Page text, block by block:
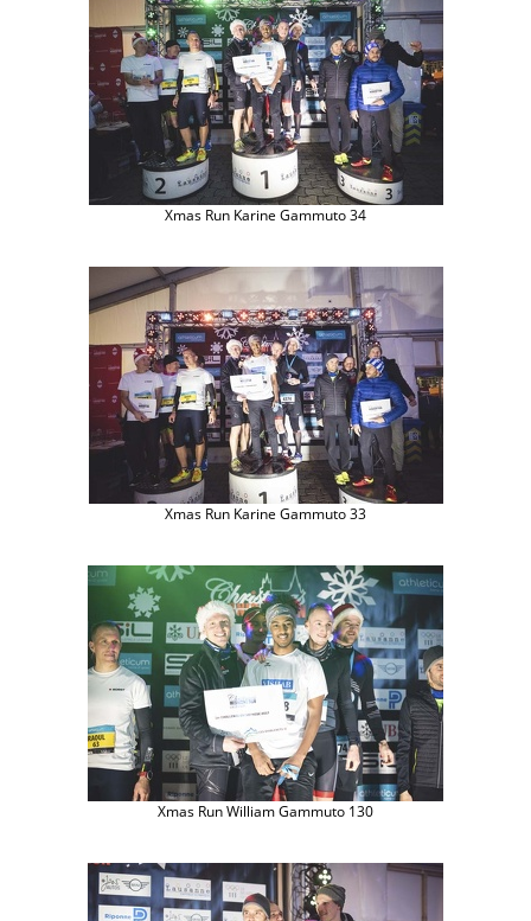
Xmas Run Karine Gammuto 34
Xmas Run Karine Gammuto 33
Xmas Run William Gammuto 130